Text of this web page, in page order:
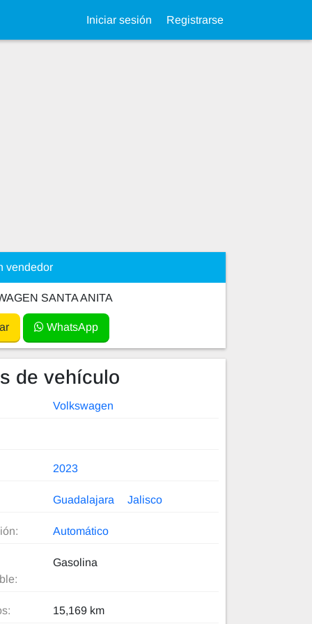
Iniciar sesión Registrarse
vendedor
SANTA ANITA
WhatsApp
de vehículo
Volkswagen
2023
Guadalajara Jalisco
Automático
Gasolina
15,169 km